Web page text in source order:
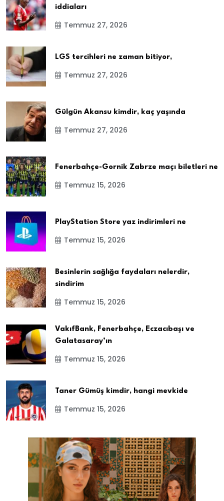
iddiaları
Temmuz 27, 2026
LGS tercihleri ne zaman bitiyor,
Temmuz 27, 2026
Gülgün Akansu kimdir, kaç yaşında
Temmuz 27, 2026
Fenerbahçe-Gornik Zabrze maçı biletleri ne
Temmuz 15, 2026
PlayStation Store yaz indirimleri ne
Temmuz 15, 2026
Besinlerin sağlığa faydaları nelerdir,
sindirim
Temmuz 15, 2026
VakıfBank, Fenerbahçe, Eczacıbaşı ve
Galatasaray’ın
Temmuz 15, 2026
Taner Gümüş kimdir, hangi mevkide
Temmuz 15, 2026